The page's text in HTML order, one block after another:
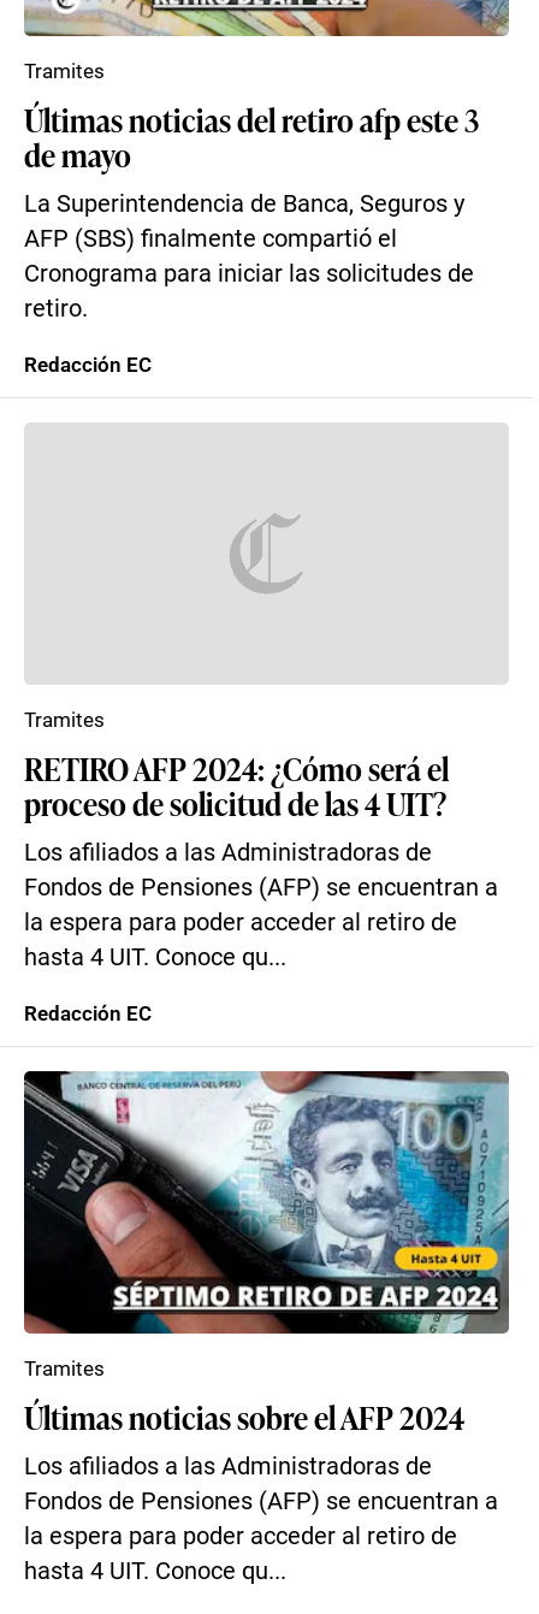
Últimas noticias del retiro afp este 3
de mayo
La Superintendencia de Banca, Seguros y
AFP (SBS) finalmente compartió el
Cronograma para iniciar las solicitudes de
retiro.
Tramites
Redacción EC
RETIRO AFP 2024: ¿Cómo será el
proceso de solicitud de las 4 UIT?
Los afiliados a las Administradoras de
Fondos de Pensiones (AFP) se encuentran a
la espera para poder acceder al retiro de
hasta 4 UIT. Conoce qu...
Tramites
Redacción EC
Últimas noticias sobre el AFP 2024
Los afiliados a las Administradoras de
Fondos de Pensiones (AFP) se encuentran a
la espera para poder acceder al retiro de
hasta 4 UIT. Conoce qu...
Tramites